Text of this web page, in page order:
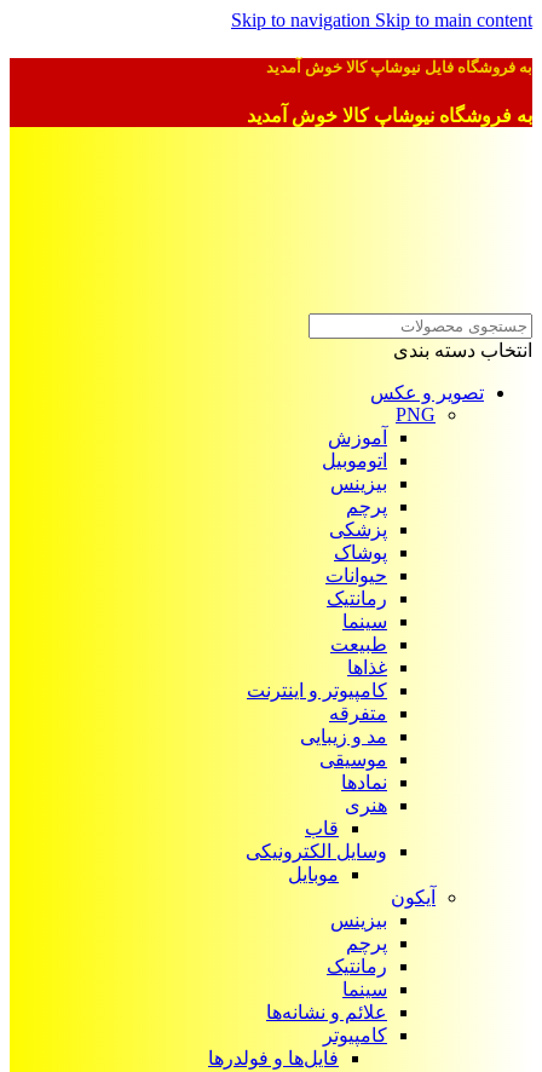
Skip to navigation Skip to main content
به فروشگاه فایل نیوشاپ کالا خوش آمدید
به فروشگاه نیوشاپ کالا خوش آمدید
انتخاب دسته بندی
تصویر و عکس
PNG
آموزش
اتوموبیل
بیزینس
پرچم
پزشکی
پوشاک
حیوانات
رمانتیک
سینما
طبیعت
غذاها
کامپیوتر و اینترنت
متفرقه
مد و زیبایی
موسیقی
نمادها
هنری
قاب
وسایل الکترونیکی
موبایل
آیکون‌
بیزینس
پرچم
رمانتیک
سینما
علائم و نشانه‌ها
کامپیوتر
فایل‌ها و فولدرها